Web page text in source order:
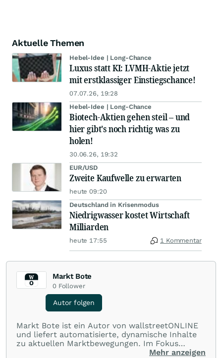
Aktuelle Themen
Hebel-Idee | Long-Chance
Luxus statt KI: LVMH-Aktie jetzt
mit erstklassiger Einstiegschance!
07.07.26, 19:28
Hebel-Idee | Long-Chance
Biotech-Aktien gehen steil – und
hier gibt's noch richtig was zu
holen!
30.06.26, 19:32
EUR/USD
Zweite Kaufwelle zu erwarten
heute 09:20
Deutschland in Krisenmodus
Niedrigwasser kostet Wirtschaft
Milliarden
heute 17:55 1 Kommentar
Markt Bote
0 Follower
Autor folgen
Markt Bote ist ein Autor von wallstreetONLINE
und liefert automatisierte, dynamische Inhalte
zu aktuellen Marktbewegungen. Im Fokus
stehen Tops und Flops, Branchentrends und
Mehr anzeigen